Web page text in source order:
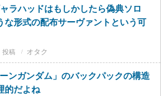
ャラハッドはもしかしたら偽典ソロ
な形式の配布サーヴァントという可
オタク
ーンガンダム」のバックパックの構造
的だよね